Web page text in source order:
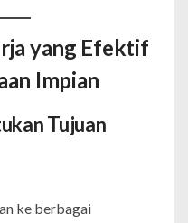
yang Efektif
Impian
Tujuan
ke berbagai